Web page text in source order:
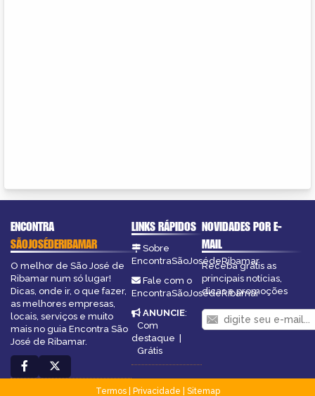
ENCONTRA
SÃOJOSÉDERIBAMAR
O melhor de São José de
Ribamar num só lugar!
Dicas, onde ir, o que fazer,
as melhores empresas,
locais, serviços e muito
mais no guia Encontra São
José de Ribamar.
LINKS RÁPIDOS
Sobre
EncontraSãoJosédeRibamar
Fale com o
EncontraSãoJosédeRibamar
ANUNCIE:
Com
destaque |
Grátis
NOVIDADES POR E-
MAIL
Receba grátis as
principais notícias,
dicas e promoções
Termos| Privacidade
Sitemap